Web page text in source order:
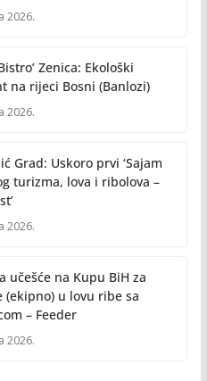
2026.
Zenica: Ekološki
na rijeci Bosni (Banlozi)
2026.
Grad: Uskoro prvi ‘Sajam
turizma, lova i ribolova –
2026.
učešće na Kupu BiH za
(ekipno) u lovu ribe sa
– Feeder
2026.